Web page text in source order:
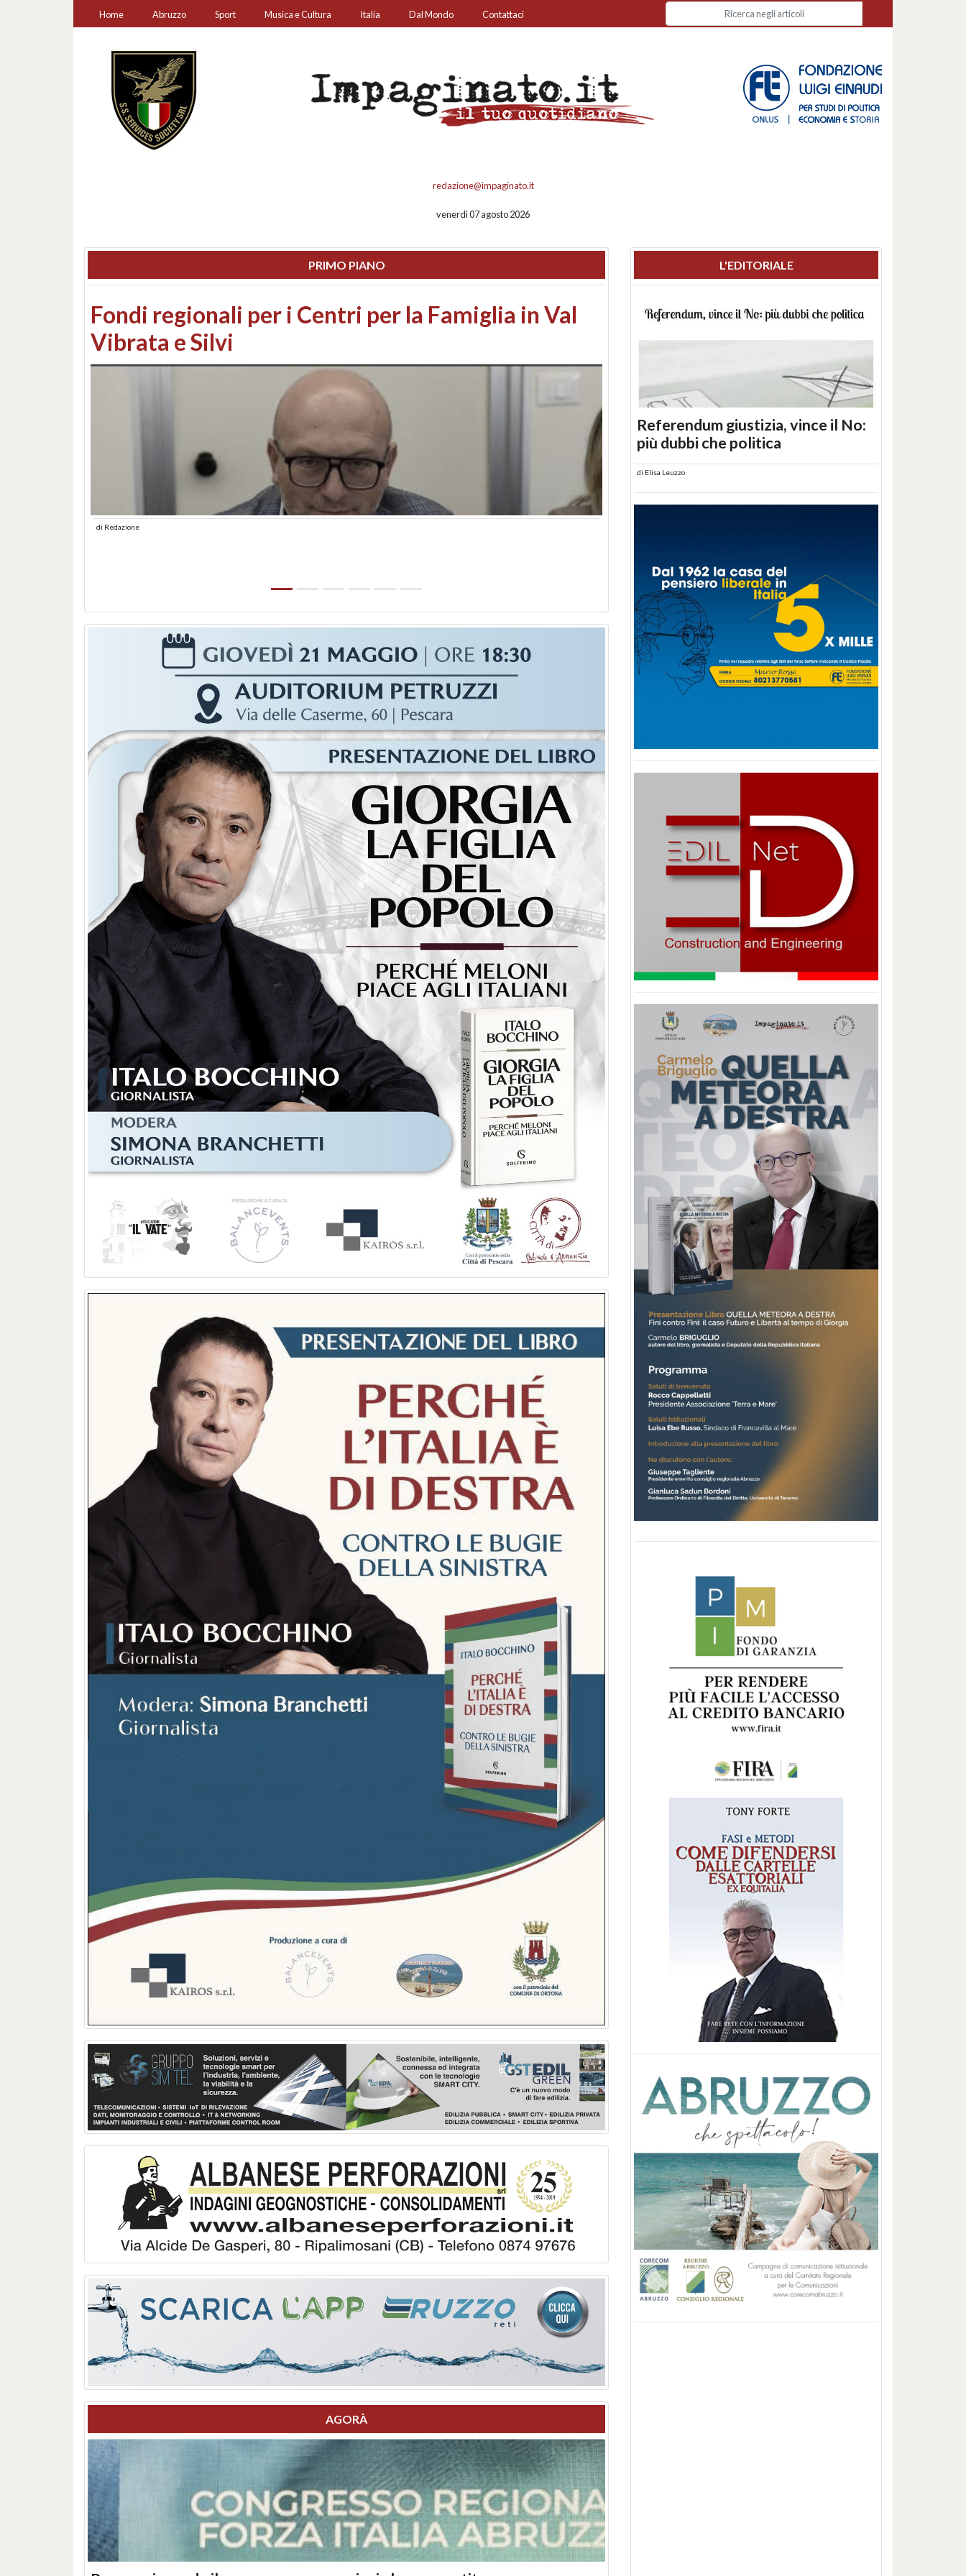
Home Abruzzo Sport Musica e Cultura Italia Dal Mondo Contattaci
redazione@impaginato.it
venerdì 07 agosto 2026
PRIMO PIANO
Montesilvano, sequestrato un chiosco sul
lungomare: contestati abusi edilizi e occupazione
abusiva
AGORÀ
L'EDITORIALE
Referendum giustizia, vince il No:
più dubbi che politica
di Elisa Leuzzo